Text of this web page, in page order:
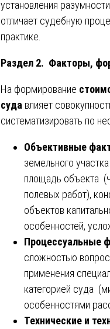
установления
отличает судебную
практике.
Раздел 2. Факторы,
На формирование
суда влияет
систематизировать по
Объективные
земельного
площадь объекта
полевых работ),
объектов
особенностей,
Процессуальные
сложностью
применения
категорией суда
особенностями
Технические и